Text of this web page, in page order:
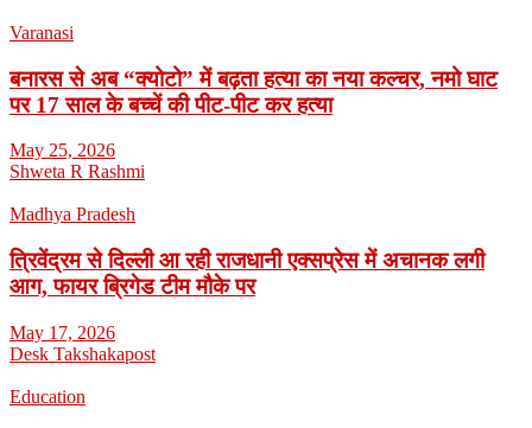
Varanasi
बनारस से अब “क्योटो” में बढ़ता हत्या का नया कल्चर, नमो घाट
पर 17 साल के बच्चें की पीट-पीट कर हत्या
May 25, 2026
Shweta R Rashmi
Madhya Pradesh
त्रिवेंद्रम से दिल्ली आ रही राजधानी एक्सप्रेस में अचानक लगी
आग, फायर ब्रिगेड टीम मौके पर
May 17, 2026
Desk Takshakapost
Education